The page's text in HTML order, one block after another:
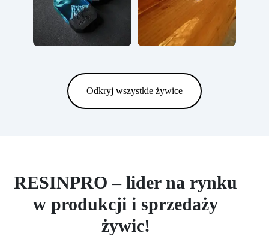
Odkryj wszystkie żywice
RESINPRO – lider na rynku
w produkcji i sprzedaży
żywic!